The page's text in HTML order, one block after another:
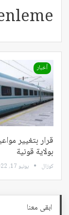
أخبار
قرار بتغيير
بولاية قونية
كوزال يونيو 17, 2022
ابقى معنا